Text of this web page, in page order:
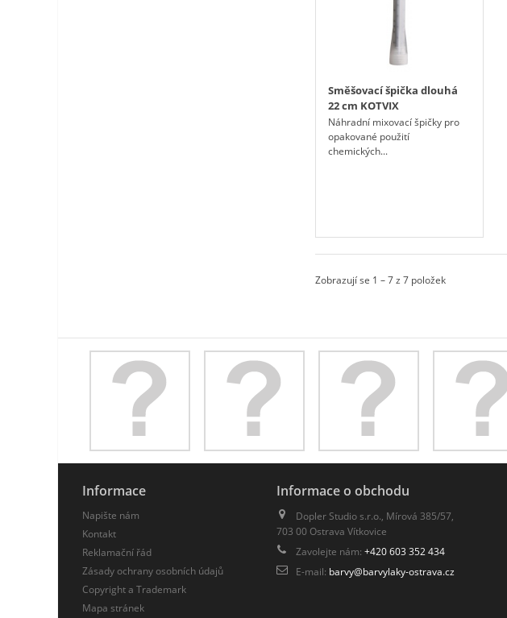
Směšovací špička dlouhá
22 cm KOTVIX
Náhradní mixovací špičky pro
opakované použití
chemických...
Zobrazují se 1 – 7 z 7 položek
Informace
Napište nám
Kontakt
Reklamační řád
Zásady ochrany osobních údajů
Copyright a Trademark
Mapa stránek
Informace o obchodu
Dopler Studio s.r.o., Mírová 385/57,
703 00 Ostrava Vítkovice
Zavolejte nám: +420 603 352 434
E-mail: barvy@barvylaky-ostrava.cz